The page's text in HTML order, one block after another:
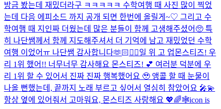
방금 봤는데 재밌더라구 ㅋㅋㅋㅋㅋ 수학여행 때 사진 많이 찍었
는데 다음 에피소드 까지 공개 되면 한번에 올릴게~♡ 그리고 수
학여행 때 지인짜 더웠는데 많은 분들이 함께 고생해주셨어🥺 특
히 나단쌤께서 함께 지도해주셔서 더 기억에 남고 재밌었던 수학
여행 이었어ㅠ 나단쌤 감사합니다🫶🏻 ❤️‍🔥일 위 고 업몬스티즈! 우
리 1위 했어!! 너무너무 감사해요 몬스티즈! 💕 여러분 덕분에 우
리 1위 할 수 있어서 진짜 진짜 행복했어요 🥹 앵콜 할 때 눈물이
나올 뻔했는데, 끝까지 노래 부르고 싶어서 열심히 참았어요 🎤💫
항상 옆에 있어줘서 고마워요, 몬스티즈 사랑해요 💖🌈🕸️icon is